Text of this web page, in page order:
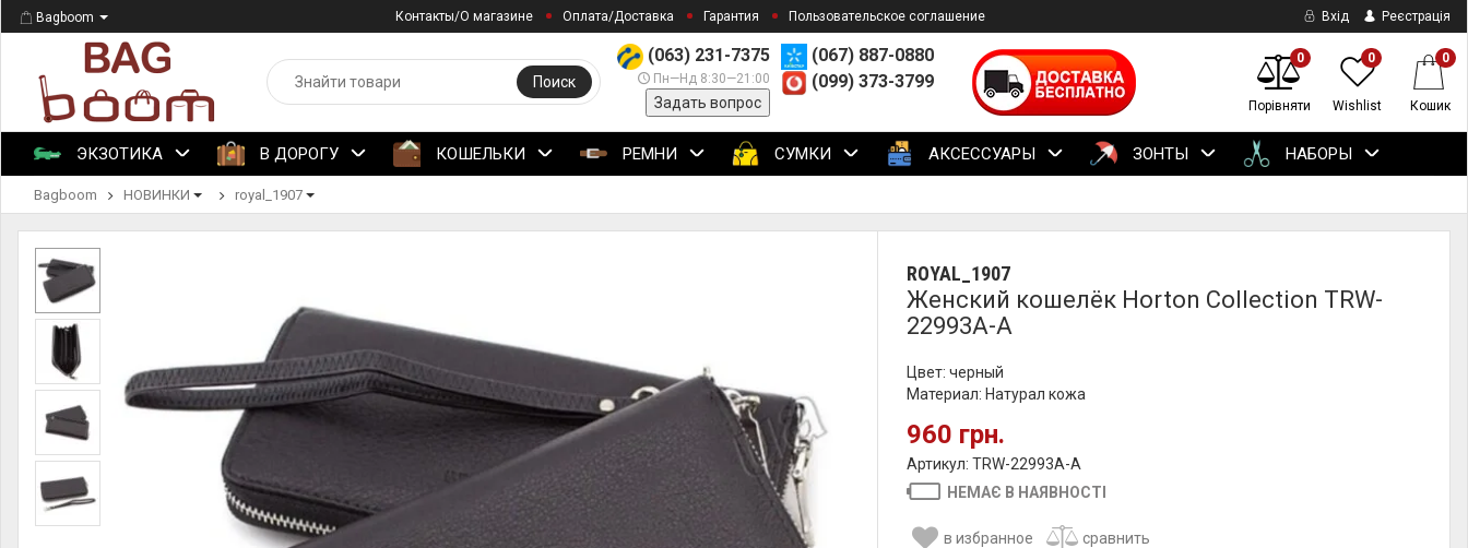
Bagboom Контакты/О магазине Оплата/Доставка Гарантия Пользовательское соглашение Вхід Реєстрація
(063) 231-7375
Пн—Нд 8:30—21:00
Задать вопрос
(067) 887-0880
(099) 373-3799
Поиск
0
Порівняти
0
Wishlist
0
Кошик
ЭКЗОТИКА В ДОРОГУ КОШЕЛЬКИ РЕМНИ СУМКИ АКСЕССУАРЫ ЗОНТЫ НАБОРЫ
Bagboom НОВИНКИ royal_1907
ROYAL_1907
Женский кошелёк Horton Collection TRW-
22993A-A
Цвет: черный
Материал: Натурал кожа
960 грн.
Артикул: TRW-22993A-A
НЕМАЄ В НАЯВНОСТІ
в избранное сравнить